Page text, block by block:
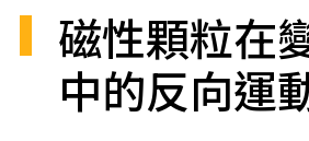
磁性顆粒在
中的反向運